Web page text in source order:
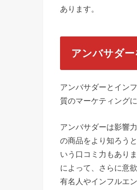
あります。
アンバサダ
アンバサダーとイン
質のマーケティング
アンバサダーは影響
の商品をより知ろう
いう口コミ力もあり
によって、さらに意
有名人やインフルエ